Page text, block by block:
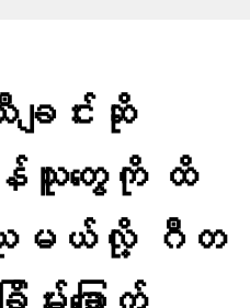
ျင်းဆို
သူတွေကို ထိ
းယူမယ်လို့ ဂီတ